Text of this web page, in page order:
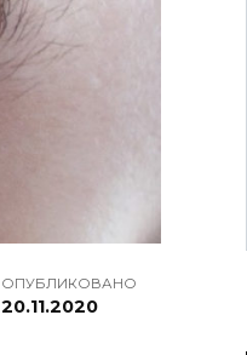
ОПУБЛИКОВАНО
20.11.2020